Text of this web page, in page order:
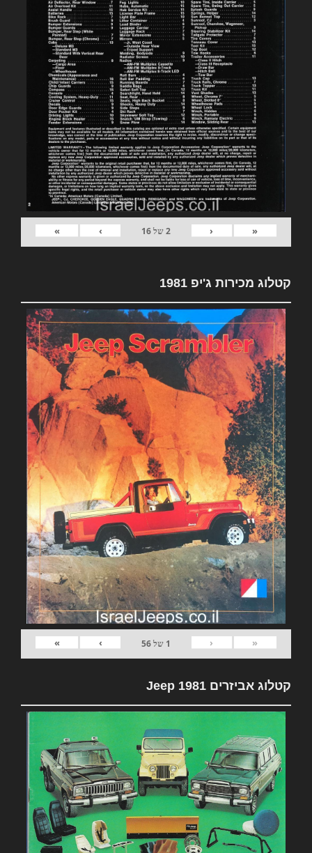
«
‹
2של16
›
»
קטלוג מכירות ג'יפ 1981
«
‹
1 של56
›
»
קטלוג אביזרים 1981 Jeep